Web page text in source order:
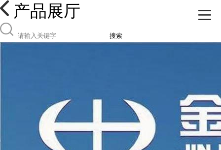
产品展厅
搜索